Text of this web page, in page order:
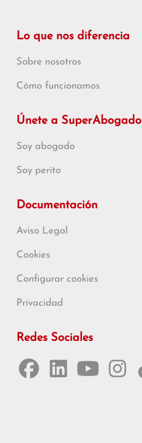
Lo que nos diferencia
Sobre nosotros
Cómo funcionamos
Únete a SuperAbogado
Soy abogado
Soy perito
Documentación
Aviso Legal
Cookies
Configurar cookies
Privacidad
Redes Sociales